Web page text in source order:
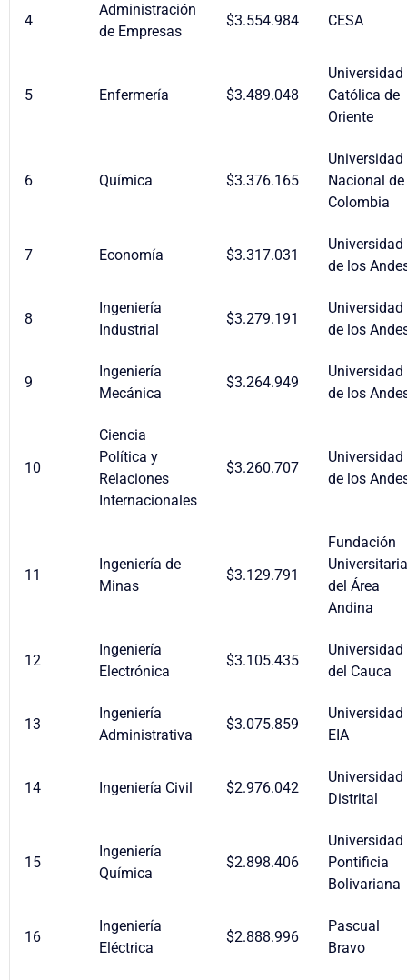
4
Administración
de Empresas
$3.554.984 CESA
5 Enfermería $3.489.048
Universidad
Católica de
Oriente
6 Química $3.376.165
Universidad
Nacional de
Colombia
7 Economía $3.317.031
Universidad
de los
8
Ingeniería
Industrial
$3.279.191
Universidad
de los
9
Ingeniería
Mecánica
$3.264.949
Universidad
de los
10
Ciencia
Política y
Relaciones
Internacionales
$3.260.707
Universidad
de los
11
Ingeniería de
Minas
$3.129.791
Fundación
Universitaria
del Área
Andina
12
Ingeniería
Electrónica
$3.105.435
Universidad
del Cauca
13
Ingeniería
Administrativa
$3.075.859
Universidad
EIA
14 Ingeniería Civil $2.976.042
Universidad
Distrital
15
Ingeniería
Química
$2.898.406
Universidad
Pontificia
Bolivariana
16
Ingeniería
Eléctrica
$2.888.996
Pascual
Bravo